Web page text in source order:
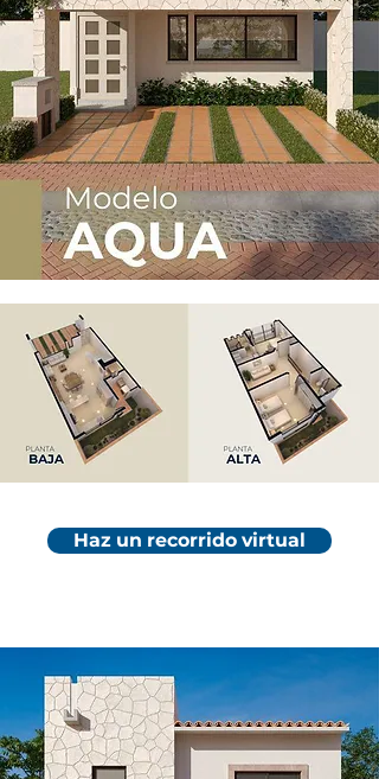
Haz un recorrido virtual